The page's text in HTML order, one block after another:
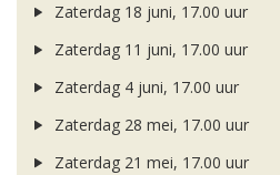
Zaterdag 18 juni, 17.00 uur
Zaterdag 11 juni, 17.00 uur
Zaterdag 4 juni, 17.00 uur
Zaterdag 28 mei, 17.00 uur
Zaterdag 21 mei, 17.00 uur